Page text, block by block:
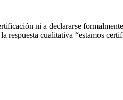
ni a declararse
respuesta cualitativa “estamos